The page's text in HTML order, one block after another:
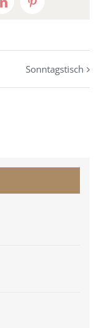
LinkedInPinterest
Sonntagstisch